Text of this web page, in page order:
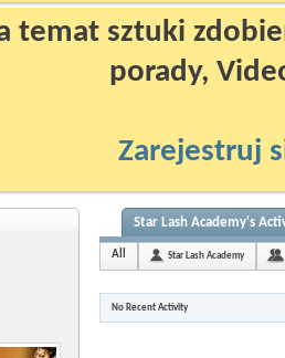
temat sztuki
porady,
Zarejestruj
Star Lash Academy's
All Star Lash Academy
No Recent Activity